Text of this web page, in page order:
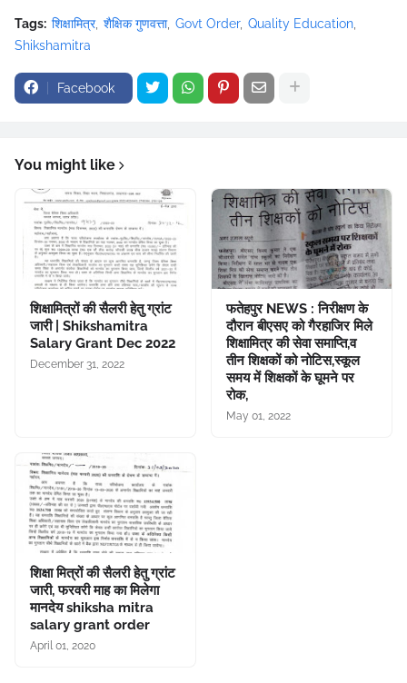
Tags: शिक्षामित्र शैक्षिक गुणवत्ता Govt Order Quality Education
Shikshamitra
Facebook
You might like
शिक्षामित्रों की सैलरी हेतु ग्रांट
जारी | Shikshamitra
Salary Grant Dec 2022
December 31, 2022
फतेहपुर NEWS : निरीक्षण के
दौरान बीएसए को गैरहाजिर मिले
शिक्षामित्र की सेवा समाप्ति,व
तीन शिक्षकों को नोटिस,स्कूल
समय में शिक्षकों के घूमने पर
रोक,
May 01, 2022
शिक्षा मित्रों की सैलरी हेतु ग्रांट
जारी, फरवरी माह का मिलेगा
मानदेय shiksha mitra
salary grant order
April 01, 2020